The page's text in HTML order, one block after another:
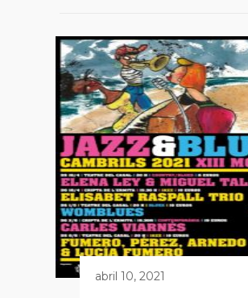
abril 10, 2021